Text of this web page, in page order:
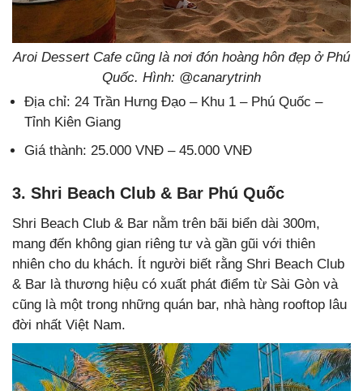
Aroi Dessert Cafe cũng là nơi đón hoàng hôn đẹp ở Phú
Quốc. Hình: @canarytrinh
Địa chỉ: 24 Trần Hưng Đạo – Khu 1 – Phú Quốc –
Tỉnh Kiên Giang
Giá thành: 25.000 VNĐ – 45.000 VNĐ
3. Shri Beach Club & Bar Phú Quốc
Shri Beach Club & Bar nằm trên bãi biển dài 300m,
mang đến không gian riêng tư và gần gũi với thiên
nhiên cho du khách. Ít người biết rằng Shri Beach Club
& Bar là thương hiệu có xuất phát điểm từ Sài Gòn và
cũng là một trong những quán bar, nhà hàng rooftop lâu
đời nhất Việt Nam.